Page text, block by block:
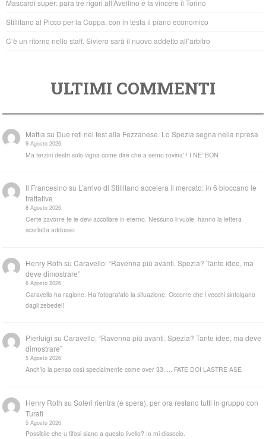
k
Mascardi super: para tre rigori all’Avellino e fa vincere il Torino
Stillitano al Picco per la Coppa, con in testa il piano economico
C’è un ritorno nello staff. Siviero sarà il nuovo addetto all’arbitro
ULTIMI COMMENTI
Mattia su Due reti nel test alla Fezzanese. Lo Spezia segna nella ripresa
9 Agosto 2026
Ma terzini destri solo vigna come dire che a semo rovina' ! I NE' BON
Il Francesino su L’arrivo di Stillitano accelera il mercato: in 6 bloccano le
trattative
8 Agosto 2026
Certe zavorre te le devi accollare in eterno. Nessuno li vuole, hanno la lettera
scarlatta addosso
Henry Roth suCaravello: “Ravenna più avanti. Spezia? Tante idee, ma
deve dimostrare”
6 Agosto 2026
Caravello ha ragione. Ha fotografato la situazione. Occorre che i vecchi sintolgano
dagli zebedei!
Pierluigi suCaravello: “Ravenna più avanti. Spezia? Tante idee, ma deve
dimostrare”
5 Agosto 2026
Anch'io la penso così specialmente come over 33..... FATE DOI LASTRE ASE
Henry Roth suSoleri rientra (e spera), per ora restano tutti in gruppo con
Turati
5 Agosto 2026
Possibile che u tifosi siano a questo livello? Io mi dissocio.